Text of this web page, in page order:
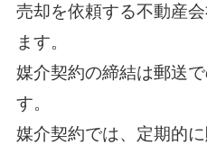
売却を依頼する不動産
ます。
媒介契約の締結は郵送
す。
媒介契約では、定期的